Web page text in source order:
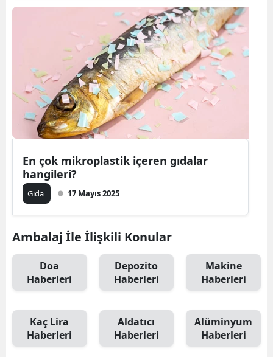
En çok mikroplastik içeren gıdalar
hangileri?
Gıda 17 Mayıs 2025
Ambalaj İle İlişkili Konular
Doa
Haberleri
Depozito
Haberleri
Makine
Haberleri
Kaç Lira
Haberleri
Aldatıcı
Haberleri
Alüminyum
Haberleri